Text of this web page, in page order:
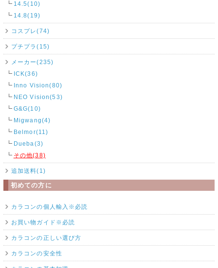
14.5(10)
14.8(19)
コスプレ(74)
プチプラ(15)
メーカー(235)
ICK(36)
Inno Vision(80)
NEO Vision(53)
G&G(10)
Migwang(4)
Belmor(11)
Dueba(3)
その他(38)
追加送料(1)
初めての方に
カラコンの個人輸入※必読
お買い物ガイド※必読
カラコンの正しい選び方
カラコンの安全性